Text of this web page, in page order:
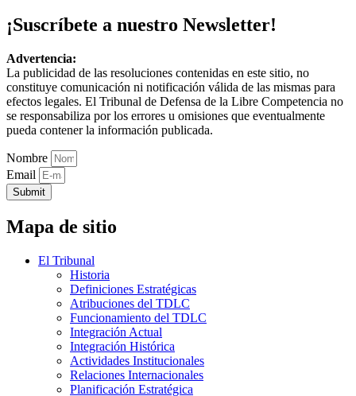
¡Suscríbete a nuestro Newsletter!
Advertencia:
La publicidad de las resoluciones contenidas en este sitio, no
constituye comunicación ni notificación válida de las mismas para
efectos legales. El Tribunal de Defensa de la Libre Competencia no
se responsabiliza por los errores u omisiones que eventualmente
pueda contener la información publicada.
Nombre
Email
Submit
Mapa de sitio
El Tribunal
Historia
Definiciones Estratégicas
Atribuciones del TDLC
Funcionamiento del TDLC
Integración Actual
Integración Histórica
Actividades Institucionales
Relaciones Internacionales
Planificación Estratégica